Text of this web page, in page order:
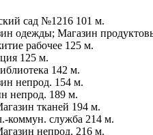
сад №1216 101 м.
одежды; Магазин
рабочее 125 м.
125 м.
142 м.
непрод. 154 м.
непрод. 189 м.
тканей 194 м.
коммун. служба 214 м.
непрод. 216 м.